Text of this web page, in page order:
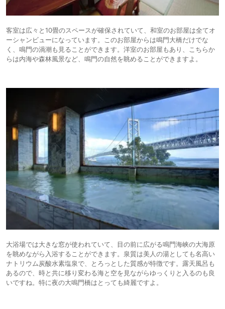
客室は広々と10畳のスペースが確保されていて、和室のお部屋は全てオ
ーシャンビューになっています。このお部屋からは鳴門大橋だけでな
く、鳴門の渦潮も見ることができます。洋室のお部屋もあり、こちらか
らは内海や森林風景など、鳴門の自然を眺めることができますよ。
大浴場では大きな窓が使われていて、目の前に広がる鳴門海峡の大海原
を眺めながら入浴することができます。泉質は美人の湯としても名高い
ナトリウム炭酸水素塩泉で、とろっとした質感が特徴です。露天風呂も
あるので、時と共に移り変わる海と空を見ながらゆっくりと入るのも良
いですね。特に夜の大鳴門橋はとっても綺麗ですよ。